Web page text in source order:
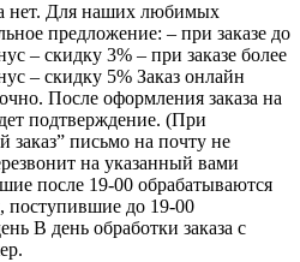
нет. Для наших любимых
предложение: – при заказе до
– скидку 3% – при заказе более
– скидку 5% Заказ онлайн
После оформления заказа на
подтверждение. (При
заказ” письмо на почту не
на указанный вами
после 19-00 обрабатываются
поступившие до 19-00
В день обработки заказа с